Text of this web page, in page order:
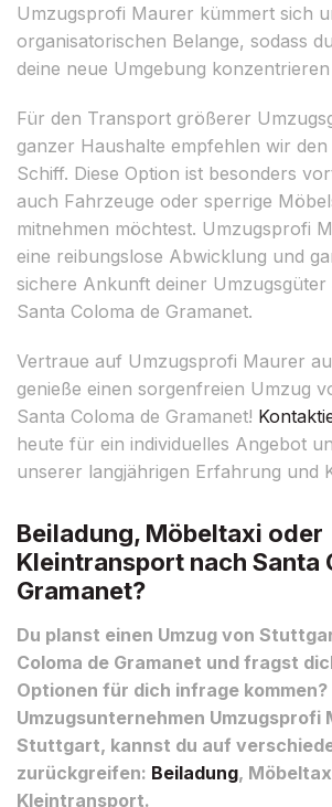
Umzugsprofi Maurer kümmert sich
organisatorischen Belange, sodass
deine neue Umgebung
Für den Transport größerer
ganzer Haushalte empfehlen wir den
Schiff. Diese Option ist besonders
auch Fahrzeuge oder sperrige
mitnehmen möchtest. Umzugsprofi
eine reibungslose Abwicklung und
sichere Ankunft deiner
Santa Coloma de Gramanet.
Vertraue auf Umzugsprofi Maurer
genieße einen sorgenfreien Umzug
Santa Coloma de Gramanet!
heute für ein individuelles Angebot
unserer langjährigen Erfahrung und
Beiladung, Möbeltaxi oder
Kleintransport nach Santa
Gramanet?
Du planst einen Umzug von
Coloma de Gramanet und fragst
Optionen für dich infrage kommen?
Umzugsunternehmen Umzugsprofi
Stuttgart, kannst du auf
zurückgreifen: Beiladung,
Kleintransport.